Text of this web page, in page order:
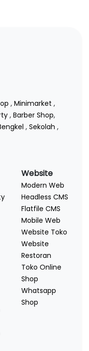
, Minimarket ,
, Barber Shop,
, Sekolah ,
Website
Modern Web
Headless CMS
Flatfile CMS
Mobile Web
Website Toko
Website
Restoran
Toko Online
Shop
Whatsapp
Shop